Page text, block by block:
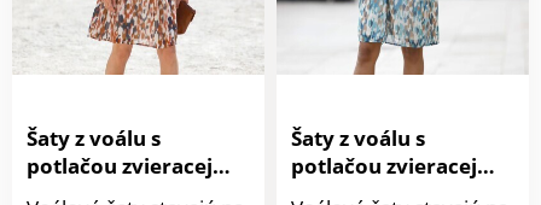
Rozšírený spodný lem.
Možno prať v práčke.
strih. Nariasené plecia.
3/4 rukávy zúžené
spodný diel. Možno
prať v práčke.
Šaty z voálu s
potlačou zvieracej
kože
Šaty z voálu s
potlačou zvieracej
kože